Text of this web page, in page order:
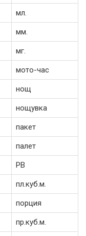
мл.
мм.
мг.
мото-час
нощ
нощувка
пакет
палет
PB
пл.куб.м.
порция
пр.куб.м.